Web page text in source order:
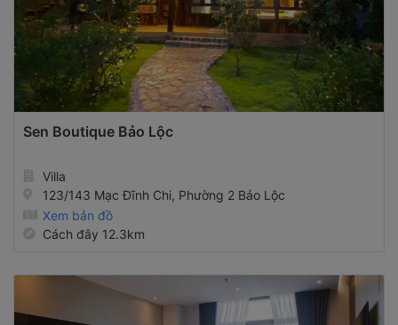
Sen Boutique Bảo Lộc
Villa
123/143 Mạc Đĩnh Chi, Phường 2 Bảo Lộc
Xem bản đồ
Cách đây 12.3km